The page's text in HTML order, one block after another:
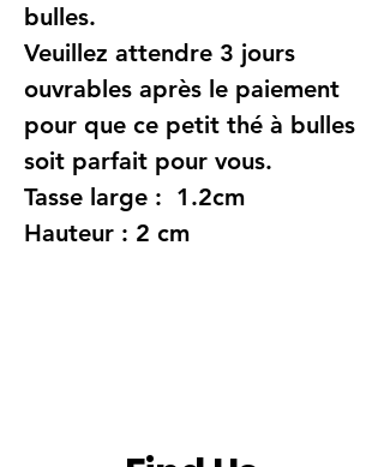
bulles.
Veuillez attendre 3 jours
ouvrables après le paiement
pour que ce petit thé à bulles
soit parfait pour vous.
Tasse large : 1.2cm
Hauteur : 2 cm